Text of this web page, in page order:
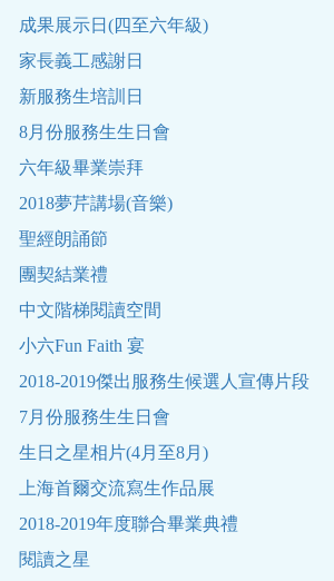
成果展示日(四至六年級)
家長義工感謝日
新服務生培訓日
8月份服務生生日會
六年級畢業崇拜
2018夢芹講場(音樂)
聖經朗誦節
團契結業禮
中文階梯閱讀空間
小六Fun Faith 宴
2018-2019傑出服務生候選人宣傳片段
7月份服務生生日會
生日之星相片(4月至8月)
上海首爾交流寫生作品展
2018-2019年度聯合畢業典禮
閱讀之星